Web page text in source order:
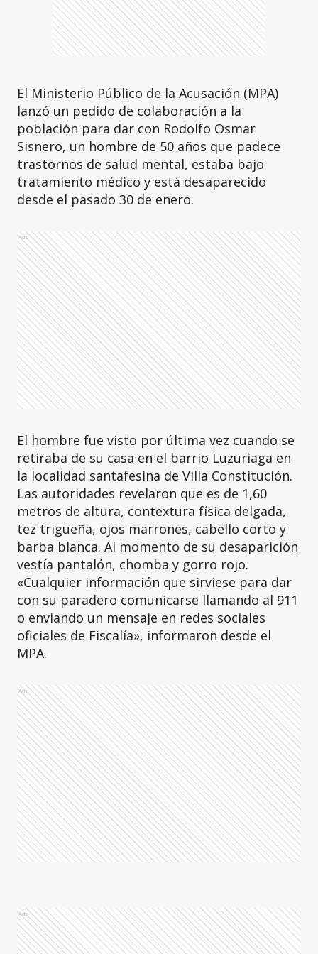
El Ministerio Público de la Acusación (MPA)
lanzó un pedido de colaboración a la
población para dar con Rodolfo Osmar
Sisnero, un hombre de 50 años que padece
trastornos de salud mental, estaba bajo
tratamiento médico y está desaparecido
desde el pasado 30 de enero.
Ads
El hombre fue visto por última vez cuando se
retiraba de su casa en el barrio Luzuriaga en
la localidad santafesina de Villa Constitución.
Las autoridades revelaron que es de 1,60
metros de altura, contextura física delgada,
tez trigueña, ojos marrones, cabello corto y
barba blanca. Al momento de su desaparición
vestía pantalón, chomba y gorro rojo.
«Cualquier información que sirviese para dar
con su paradero comunicarse llamando al 911
o enviando un mensaje en redes sociales
oficiales de Fiscalía», informaron desde el
MPA.
Ads
Ads